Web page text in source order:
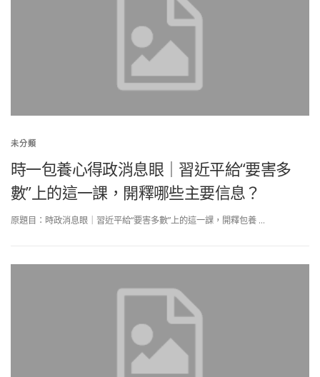
未分類
時一包養心得政消息眼｜習近平給“要害多
數”上的這一課，開釋哪些主要信息？
原題目：時政消息眼｜習近平給“要害多數”上的這一課，開釋包養 …